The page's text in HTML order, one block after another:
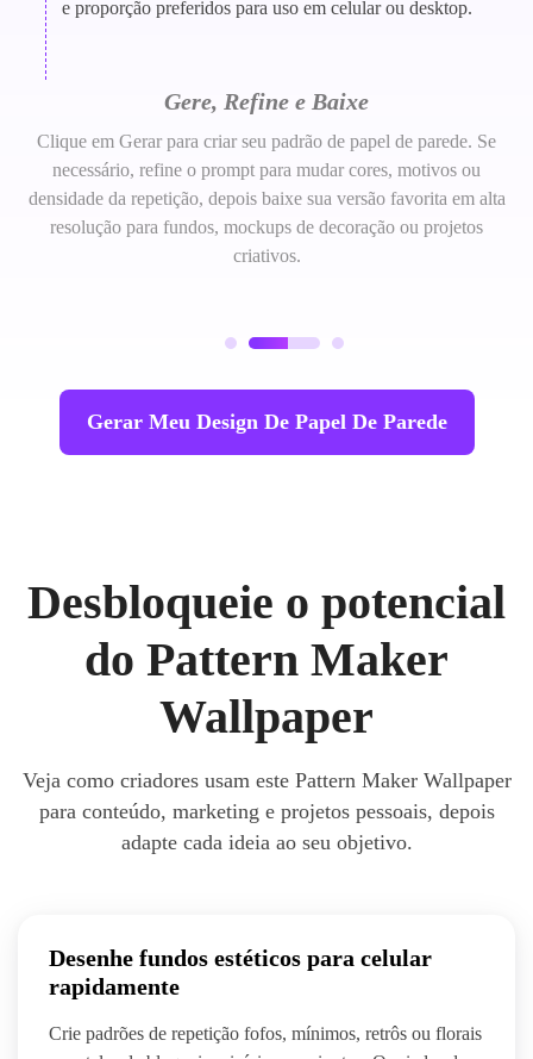
e proporção preferidos para uso em celular ou desktop.
Gere, Refine e Baixe
Clique em Gerar para criar seu padrão de papel de parede. Se
necessário, refine o prompt para mudar cores, motivos ou
densidade da repetição, depois baixe sua versão favorita em alta
resolução para fundos, mockups de decoração ou projetos
criativos.
Gerar Meu Design De Papel De Parede
Desbloqueie o potencial
do Pattern Maker
Wallpaper
Veja como criadores usam este Pattern Maker Wallpaper
para conteúdo, marketing e projetos pessoais, depois
adapte cada ideia ao seu objetivo.
Desenhe fundos estéticos para celular
rapidamente
Crie padrões de repetição fofos, mínimos, retrôs ou florais